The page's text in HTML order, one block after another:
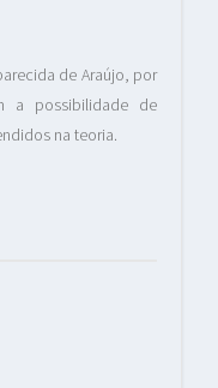
de Araújo, por
a possibilidade de
na teoria.